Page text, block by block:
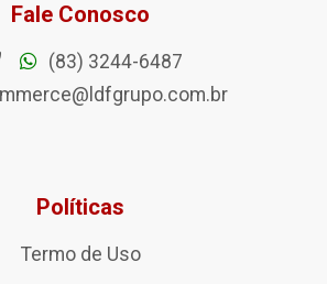
Fale Conosco
(83) 3244-6487
Políticas
Termo de Uso